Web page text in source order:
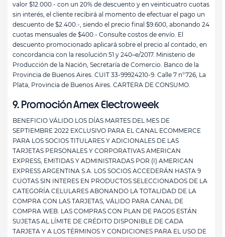
valor $12.000.- con un 20% de descuento y en veinticuatro cuotas
sin interés, el cliente recibirá al momento de efectuar el pago un
descuento de $2.400.-, siendo el precio final $9.600, abonando 24
cuotas mensuales de $400.- Consulte costos de envío. El
descuento promocionado aplicará sobre el precio al contado, en
concordancia con la resolución 51 y 240–e/2017. Ministerio de
Producción de la Nación, Secretaría de Comercio. Banco de la
Provincia de Buenos Aires. CUIT 33-99924210-9. Calle 7 n°726, La
Plata, Provincia de Buenos Aires. CARTERA DE CONSUMO.
9. Promoción Amex Electroweek
BENEFICIO VÁLIDO LOS DÍAS MARTES DEL MES DE
SEPTIEMBRE 2022 EXCLUSIVO PARA EL CANAL ECOMMERCE
PARA LOS SOCIOS TITULARES Y ADICIONALES DE LAS
TARJETAS PERSONALES Y CORPORATIVAS AMERICAN
EXPRESS, EMITIDAS Y ADMINISTRADAS POR (I) AMERICAN
EXPRESS ARGENTINA S.A. LOS SOCIOS ACCEDERÁN HASTA 9
CUOTAS SIN INTERES EN PRODUCTOS SELECCIONADOS DE LA
CATEGORÍA CELULARES ABONANDO LA TOTALIDAD DE LA
COMPRA CON LAS TARJETAS, VÁLIDO PARA CANAL DE
COMPRA WEB. LAS COMPRAS CON PLAN DE PAGOS ESTÁN
SUJETAS AL LÍMITE DE CRÉDITO DISPONIBLE DE CADA
TARJETA Y A LOS TÉRMINOS Y CONDICIONES PARA EL USO DE